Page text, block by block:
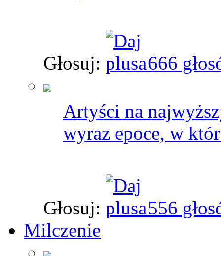
Głosuj: 666
Artyści na
wyraz epoce, w
Głosuj:
556
Milczenie